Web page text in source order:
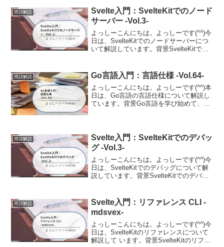
用語解説
Svelte入門：SvelteKitでのノード
サーバー -Vol.3-
よっしーこんにちは。よっしーです(^^)今
日は、SvelteKitでのノードサーバーにつ
いて解説しています。背景SvelteKitでの
して記事に残しました。ノードサーバ...
用語解説 Go言語入門：言語仕様 -Vol.64-
よっしーこんにちは。よっしーです(^^)本
日は、Go言語の言語仕様について解説し
ています。背景Go言語を学び始めて、公
用語解説
Svelte入門：SvelteKitでのデバッ
グ -Vol.3-
よっしーこんにちは。よっしーです(^^)今
日は、SvelteKitでのデバッグについて解
説しています。背景SvelteKitでのデバッ
しました。GoogleChrome...
用語解説
Svelte入門：リファレンス CLI -
mdsvex-
よっしーこんにちは。よっしーです(^^)今
日は、SvelteKitのリファレンスについて
解説して います。背景SvelteKitのリファ